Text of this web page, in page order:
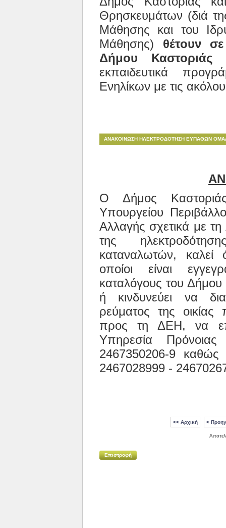
Θρησκευμάτων (διά
Μάθησης και του
Μάθησης) θέτουν
Δήμου Καστοριάς
εκπαιδευτικά
Ενηλίκων με τις
ΑΝΑΚΟΙΝΩΣΗ ΗΛΕΚΤΡΟΔΟΤΗΣΗ ΕΥΠΑΘΩΝ
Ο Δήμος
Υπουργείου
Αλλαγής σχετικά με
της
καταναλωτών, καλεί
οποίοι είναι
καταλόγους του Δήμου
ή κινδυνεύει να
ρεύματος της
προς τη ΔΕΗ, να
Υπηρεσία
2467350206-9
2467028999 -
<< Αρχική <